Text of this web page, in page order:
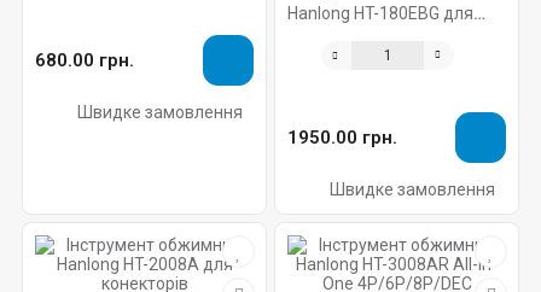
680.00 грн.
Швидке замовлення
Hanlong HT-180EBG для
1950.00 грн.
Швидке замовлення